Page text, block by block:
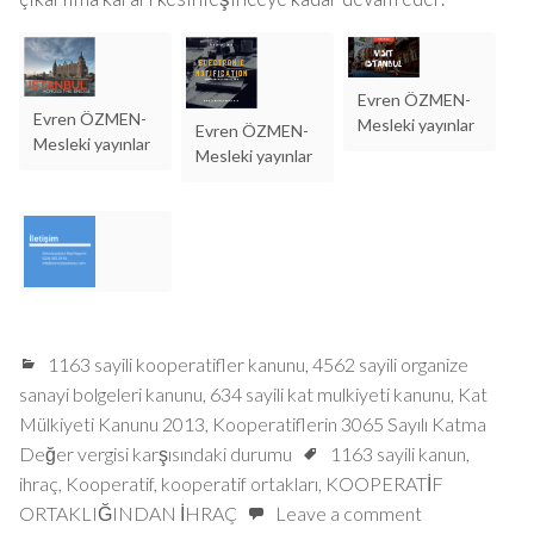
Evren ÖZMEN-
Mesleki yayınlar
Evren ÖZMEN-
Mesleki yayınlar
Evren ÖZMEN-
Mesleki yayınlar
1163 sayili kooperatifler kanunu, 4562 sayili organize
sanayi bolgeleri kanunu, 634 sayili kat mulkiyeti kanunu, Kat
Mülkiyeti Kanunu 2013, Kooperatiflerin 3065 Sayılı Katma
Değer vergisi karşısındaki durumu
1163 sayili kanun,
ihraç, Kooperatif, kooperatif ortakları, KOOPERATİF
ORTAKLIĞINDAN İHRAÇ
Leave a comment